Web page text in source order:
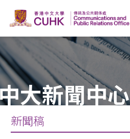
大新聞中心
新聞稿